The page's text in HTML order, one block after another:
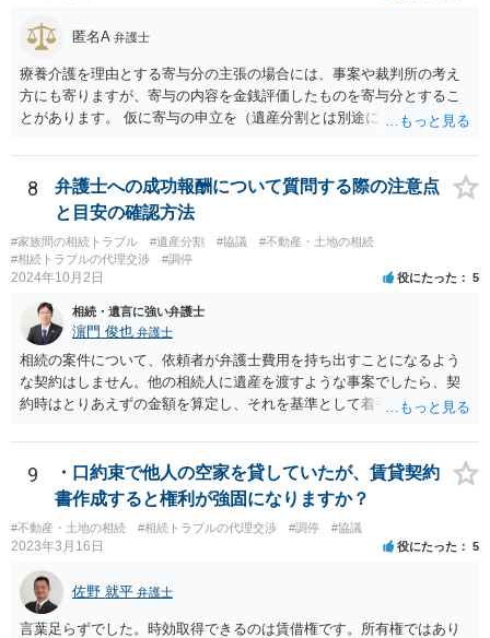
匿名A 弁護士
療養介護を理由とする寄与分の主張の場合には、事案や裁判所の考え
方にも寄りますが、寄与の内容を金銭評価したものを寄与分とするこ
とがあります。 仮に寄与の申立を（遺産分割とは別途に）して、その
価）は不要ということもあります。 ただ、前提として、遺産分割はし
なければならないでしょうから、現実的にはいずれにせよ不動産評価
は必要でしょう。
8
弁護士への成功報酬について質問する際の注意点
と目安の確認方法
#家族間の相続トラブル #遺産分割 #協議
#不動産・土地の相続
#相続トラブルの代理交渉
#調停
2024年10月2日 役にたった 5
相続・遺言に強い弁護士
濵門 俊也 弁護士
相続の案件について、依頼者が弁護士費用を持ち出すことになるよう
な契約はしません。他の相続人に遺産を渡すような事案でしたら、契
約時はとりあえずの金額を算定し、それを基準として着手金を設定
あり得ます。 今後の見通しを言わないで契約はできないです。依頼者
が納得できる説明を受けるべきです。
9
・口約束で他人の空家を貸していたが、賃貸契約
書作成すると権利が強固になりますか？
#不動産・土地の相続 #相続トラブルの代理交渉 #調停 #協議
2023年3月16日 役にたった 5
佐野 就平 弁護士
言葉足らずでした。時効取得できるのは賃借権です。所有権ではあり